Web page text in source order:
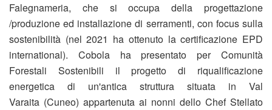
Falegnameria, che si occupa della progettazione
/produzione ed installazione di serramenti, con focus sulla
sostenibilità (nel 2021 ha ottenuto la certificazione EPD
international). Cobola ha presentato per Comunità
Forestali Sostenibili il progetto di riqualificazione
energetica di un'antica struttura situata in Val
Varaita (Cuneo) appartenuta ai nonni dello Chef Stellato